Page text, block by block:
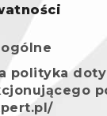
polityka